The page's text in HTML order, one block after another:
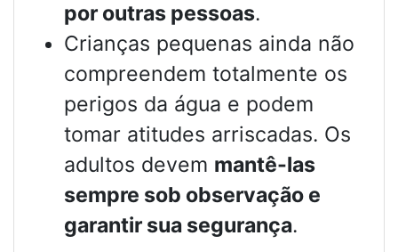
por outras pessoas.
Crianças pequenas ainda não
compreendem totalmente os
perigos da água e podem
tomar atitudes arriscadas. Os
adultos devem mantê-las
sempre sob observação e
garantir sua segurança.